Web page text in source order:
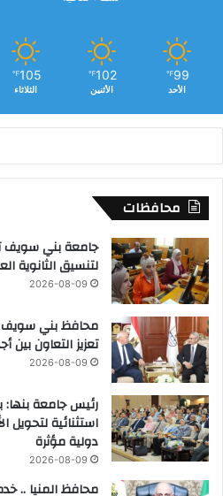
99
℉
الأحد
102
℉
الأثنين
105
℉
الثلاثاء
محافظات
جامعة بني سويف
لتنسيق الثانوية
2026-08-09
محافظ بني سويف
تعزيز التعاون بين
2026-08-09
رئيس جامعة بنها:
استثنائية لتحويل
دولية مؤثرة
2026-08-09
محافظ المنيا ..